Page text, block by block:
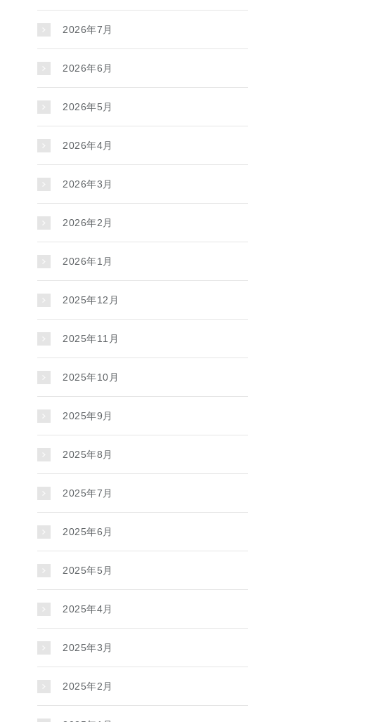
2026年7月
2026年6月
2026年5月
2026年4月
2026年3月
2026年2月
2026年1月
2025年12月
2025年11月
2025年10月
2025年9月
2025年8月
2025年7月
2025年6月
2025年5月
2025年4月
2025年3月
2025年2月